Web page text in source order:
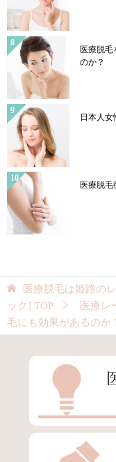
医療脱毛
のか？
日本人女
医療脱
医療脱毛は姫路の
ック] TOP 医療レ
毛にも効果があるのか